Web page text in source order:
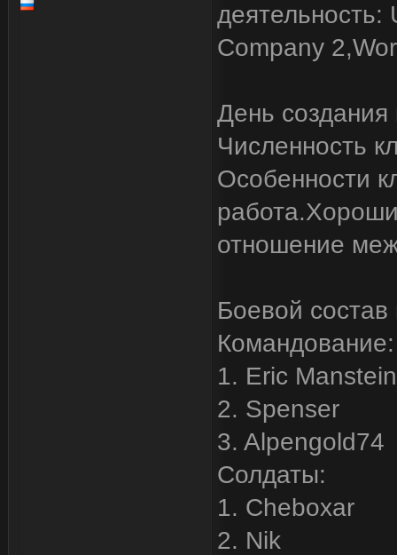
Company
День создания
Численность
Особенности
отношение
Боевой состав
Командование:
1. Eric Manstein
2. Spenser
3. Alpengold74
Солдаты:
1. Cheboxar
2. Nik